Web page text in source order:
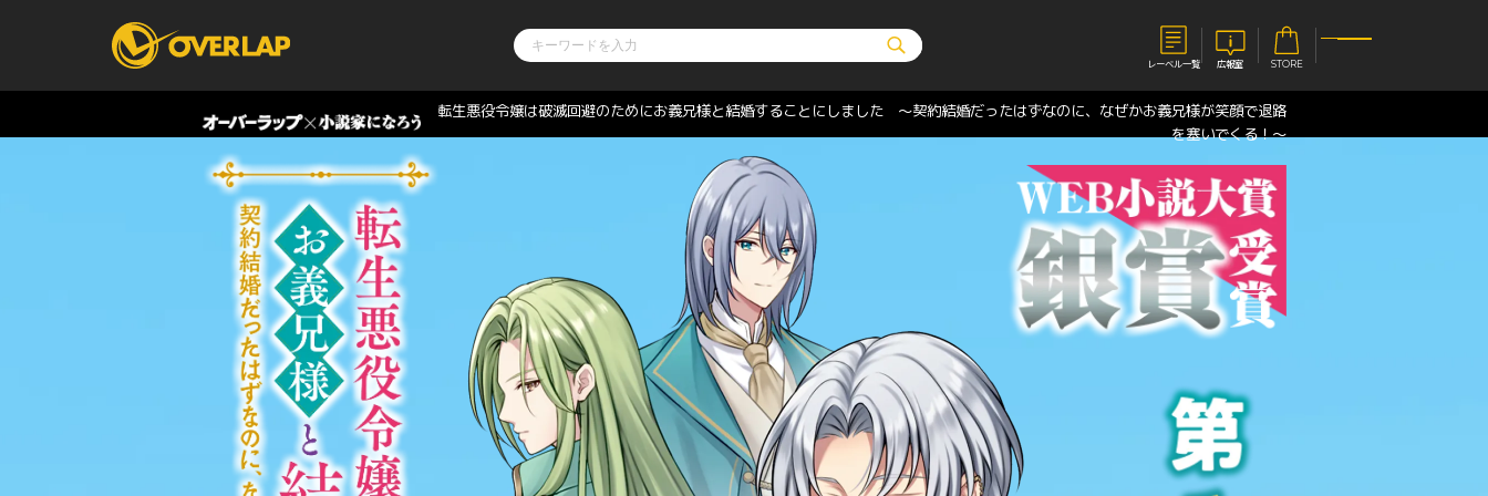
レーベル一覧 広報室 STORE
コミック
コミックガルド
コミッククリエ
ライトノベル
文庫
ノベルス
ノベルスf
ロサージュノベルス
コミックエッセイ
ポケットモンスター
ゲーム
オーバーラップ広報室
企業
会社概要
採用情報
アクセス
オーバーラップホールディングス
お問い合わせはこちら
オーバーラップ文庫 オーバーラップノベルス オーバーラップノベルスf ロサージュノベルス コミックガルド
コミッククリエ リキューレ コミックパルフェ
転生悪役令嬢は破滅回避のためにお義兄様と結婚することにしました 〜契約結婚だったはずなのに、なぜかお義兄様が笑顔で退路
を塞いでくる！〜